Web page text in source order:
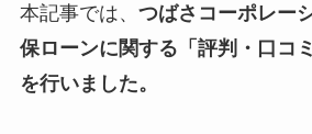
本記事では、 つばさコーポレー
保ローンに関する「評判・口コ
を行いました。